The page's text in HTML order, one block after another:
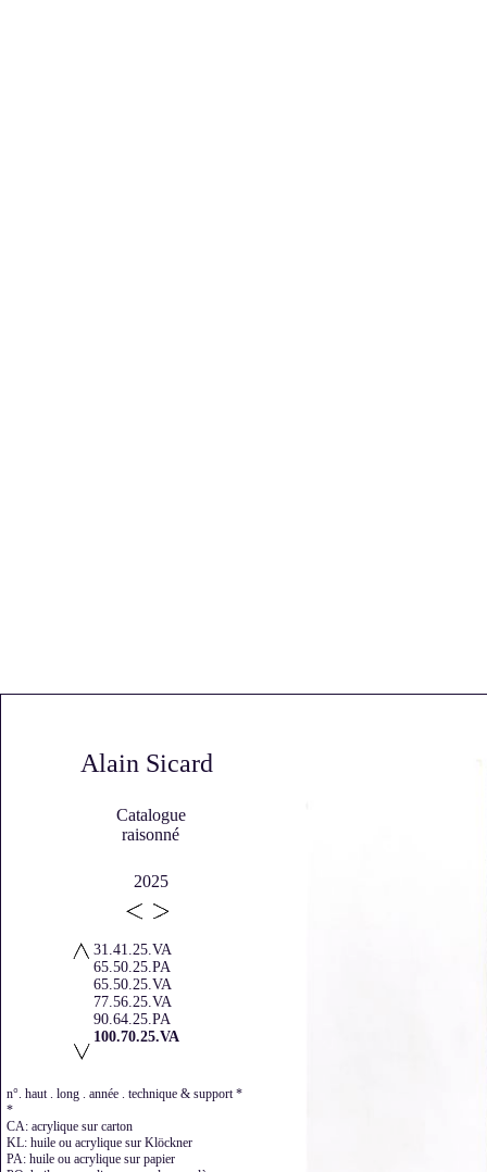
Alain Sicard
Catalogue
raisonné
2025
31.41.25.VA
65.50.25.PA
65.50.25.VA
77.56.25.VA
90.64.25.PA
100.70.25.VA
n°. haut . long . année . technique & support *
*
CA: acrylique sur carton
KL: huile ou acrylique sur Klöckner
PA: huile ou acrylique sur papier